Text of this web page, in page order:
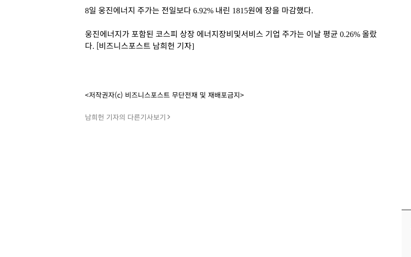
8일 웅진에너지 주가는 전일보다 6.92% 내린 1815원에 장을 마감했다.
웅진에너지가 포함된 코스피 상장 에너지장비및서비스 기업 주가는 이날 평균 0.26% 올랐
다. [비즈니스포스트 남희헌 기자]
<저작권자(c) 비즈니스포스트 무단전재 및 재배포금지>
남희헌 기자의 다른기사보기